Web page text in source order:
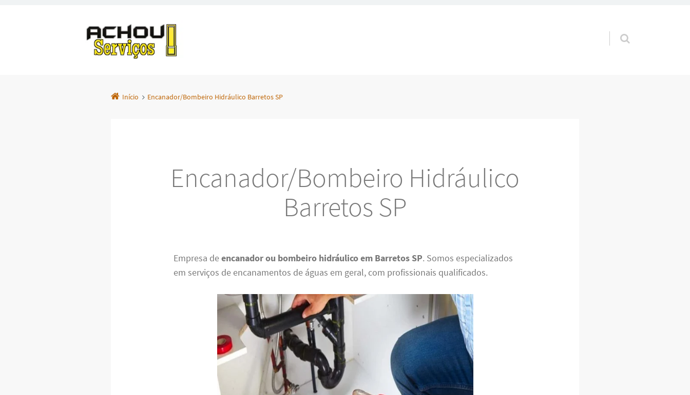
Pular para o conteúdo
Início Encanador/Bombeiro Hidráulico Barretos SP
Encanador/Bombeiro Hidráulico
Barretos SP
Empresa deencanador ou bombeiro hidráulico em Barretos SP. Somos especializados
em serviços de encanamentos de águas em geral, com profissionais qualificados.